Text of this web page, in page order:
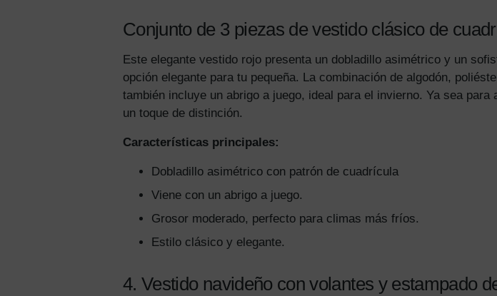
Conjunto de 3 piezas de vestido clásico de
Este elegante vestido rojo presenta un dobladillo asimétrico y un
opción elegante para tu pequeña. La combinación de algodón,
también incluye un abrigo a juego, ideal para el invierno. Ya sea
un toque de distinción.
Características principales:
Dobladillo asimétrico con patrón de cuadrícula
Viene con un abrigo a juego.
Grosor moderado, perfecto para climas más fríos.
Estilo clásico y elegante.
4. Vestido navideño con volantes y estampado